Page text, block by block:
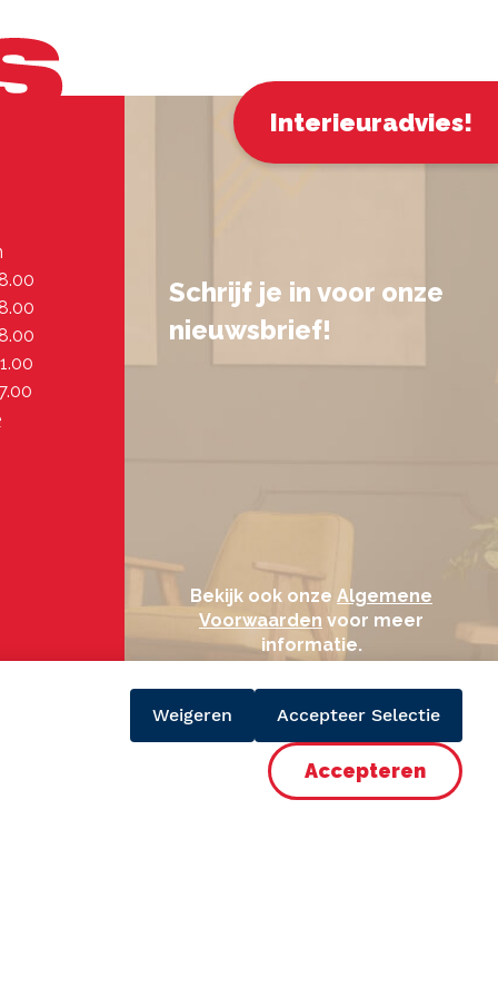
Interieuradvies!
Schrijf je in voor onze
nieuwsbrief!
Bekijk ook onze Algemene
Voorwaarden voor meer
informatie.
Weigeren Accepteer Selectie